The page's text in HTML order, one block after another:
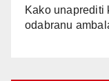
Kako unaprediti
odabranu